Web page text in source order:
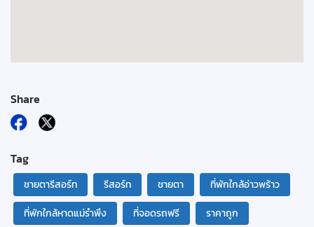
Share
Tag
ชายตารีสอร์ท รีสอร์ท ชายตา
ที่พักใกล้อ่าวพร้าว
ที่พักใกล้หาดแม่รำพึง
ที่จอดรถฟรี ราคาถูก